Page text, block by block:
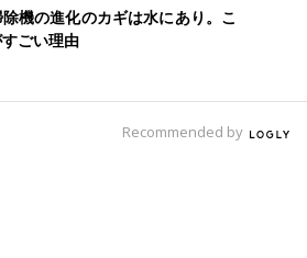
機の進化のカギは水にあり。こ
ごい理由
Recommended by